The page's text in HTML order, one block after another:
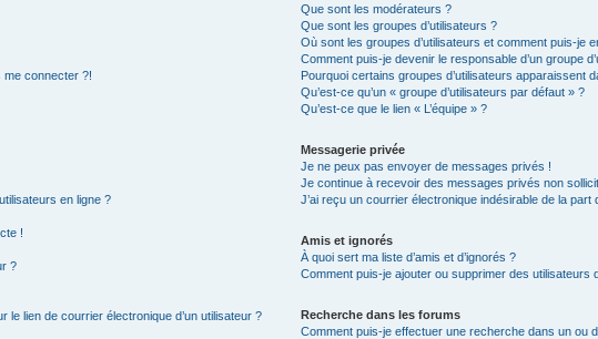
me connecter ?!
en ligne ?
!
?
le lien de courrier électronique d’un utilisateur ?
Que sont les modérateurs ?
Que sont les groupes d’utilisateurs ?
Où sont les groupes d’utilisateurs et comment puis-je
Comment puis-je devenir le responsable d’un groupe
Pourquoi certains groupes d’utilisateurs apparaissent
Qu’est-ce qu’un « groupe d’utilisateurs par défaut » ?
Qu’est-ce que le lien « L’équipe » ?
Messagerie privée
Je ne peux pas envoyer de messages privés !
Je continue à recevoir des messages privés non
J’ai reçu un courrier électronique indésirable de la part
Amis et ignorés
À quoi sert ma liste d’amis et d’ignorés ?
Comment puis-je ajouter ou supprimer des utilisateurs
Recherche dans les forums
Comment puis-je effectuer une recherche dans un ou